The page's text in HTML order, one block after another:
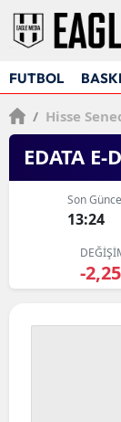
FUTBOL
/ Hisse
EDATA E-
Son
13:24
-